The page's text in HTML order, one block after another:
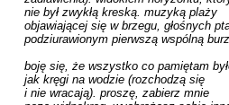
nie był zwykłą kreską. muzyką plaży
objawiającej się w brzegu, głośnych
podziurawionym pierwszą wspólną
boję się, że wszystko co pamiętam
jak kręgi na wodzie (rozchodzą się
i nie wracają). proszę, zabierz mnie